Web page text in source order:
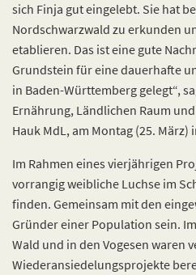
sich Finja gut eingelebt. Sie hat
Nordschwarzwald zu erkunden
etablieren. Das ist eine gute
Grundstein für eine dauerhafte
in Baden-Württemberg gelegt“,
Ernährung, Ländlichen Raum
Hauk MdL, am Montag (25. März)
Im Rahmen eines vierjährigen
vorrangig weibliche Luchse im
finden. Gemeinsam mit den
Gründer einer Population sein.
Wald und in den Vogesen waren
Wiederansiedelungsprojekte